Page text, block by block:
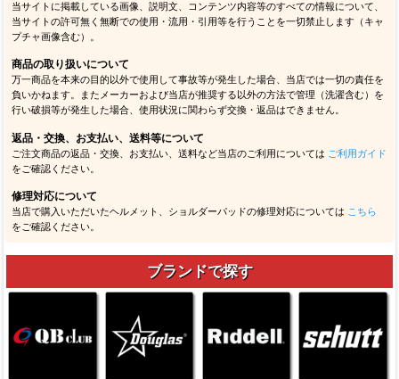
当サイトに掲載している画像、説明文、コンテンツ内容等のすべての情報について、
当サイトの許可無く無断での使用・流用・引用等を行うことを一切禁止します（キャ
プチャ画像含む）。
商品の取り扱いについて
万一商品を本来の目的以外で使用して事故等が発生した場合、当店では一切の責任を
負いかねます。またメーカーおよび当店が推奨する以外の方法で管理（洗濯含む）を
行い破損等が発生した場合、使用状況に関わらず交換・返品はできません。
返品・交換、お支払い、送料等について
ご注文商品の返品・交換、お支払い、送料など当店のご利用については ご利用ガイド
をご確認ください。
修理対応について
当店で購入いただいたヘルメット、ショルダーパッドの修理対応については こちら
をご確認ください。
ブランドで探す